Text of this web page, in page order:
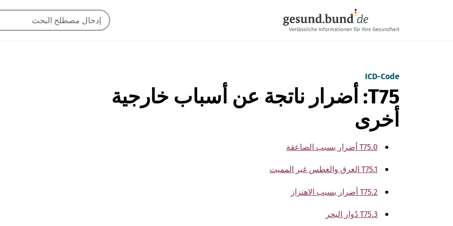
ICD-Code
T75: أضرار ناتجة عن أسباب خارجية
أخرى
T75.0 أضرار بسبب الصاعقة
T75.1 الغرق والغطس غير المميت
T75.2 أضرار بسبب الاهتزاز
T75.3 دُوار البحر